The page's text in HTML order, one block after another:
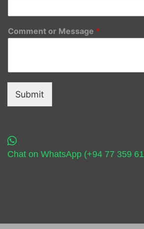
Comment or Message *
Submit
Chat on WhatsApp (+94 77 359